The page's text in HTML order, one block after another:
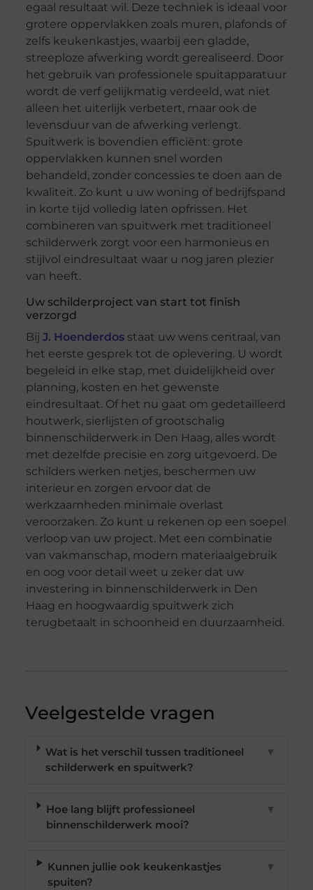
egaal resultaat wil. Deze techniek is ideaal voor
grotere oppervlakken zoals muren, plafonds of
zelfs keukenkastjes, waarbij een gladde,
streeploze afwerking wordt gerealiseerd. Door
het gebruik van professionele spuitapparatuur
wordt de verf gelijkmatig verdeeld, wat niet
alleen het uiterlijk verbetert, maar ook de
levensduur van de afwerking verlengt.
Spuitwerk is bovendien efficiënt: grote
oppervlakken kunnen snel worden
behandeld, zonder concessies te doen aan de
kwaliteit. Zo kunt u uw woning of bedrijfspand
in korte tijd volledig laten opfrissen. Het
combineren van spuitwerk met traditioneel
schilderwerk zorgt voor een harmonieus en
stijlvol eindresultaat waar u nog jaren plezier
van heeft.
Uw schilderproject van start tot finish
verzorgd
Bij J. Hoenderdosstaat uw wens centraal, van
het eerste gesprek tot de oplevering. U wordt
begeleid in elke stap, met duidelijkheid over
planning, kosten en het gewenste
eindresultaat. Of het nu gaat om gedetailleerd
houtwerk, sierlijsten of grootschalig
binnenschilderwerk in Den Haag, alles wordt
met dezelfde precisie en zorg uitgevoerd. De
schilders werken netjes, beschermen uw
interieur en zorgen ervoor dat de
werkzaamheden minimale overlast
veroorzaken. Zo kunt u rekenen op een soepel
verloop van uw project. Met een combinatie
van vakmanschap, modern materiaalgebruik
en oog voor detail weet u zeker dat uw
investering in binnenschilderwerk in Den
Haag en hoogwaardig spuitwerk zich
terugbetaalt in schoonheid en duurzaamheid.
Veelgestelde vragen
Wat is het verschil tussen traditioneel
schilderwerk en spuitwerk?
▼
Hoe lang blijft professioneel
binnenschilderwerk mooi?
▼
Kunnen jullie ook keukenkastjes
spuiten?
▼